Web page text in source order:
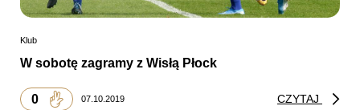
Klub
W sobotę zagramy z Wisłą Płock
0 07.10.2019 CZYTAJ